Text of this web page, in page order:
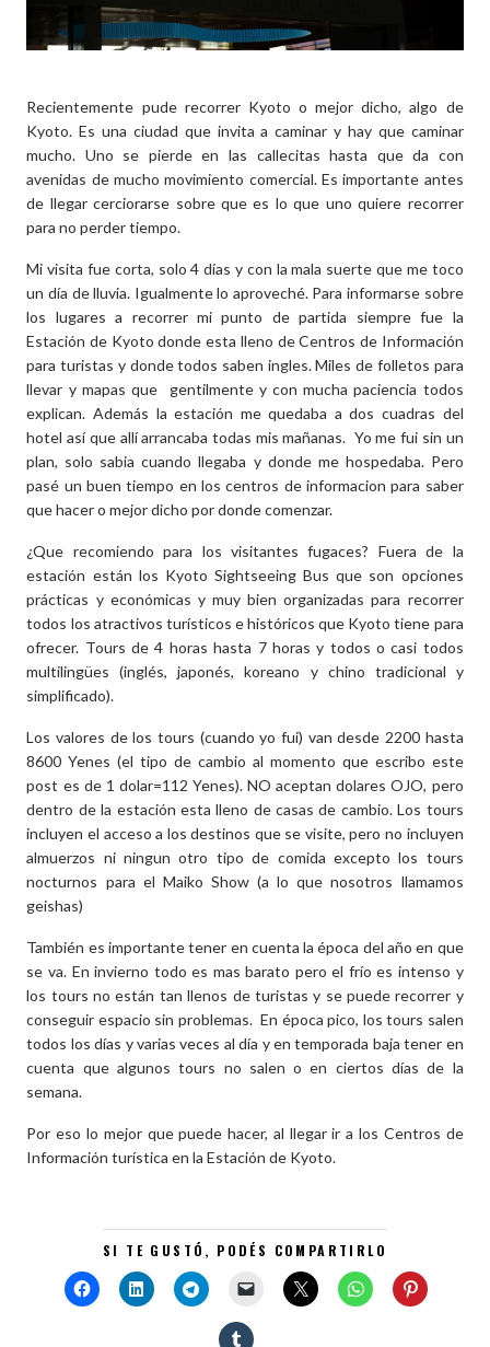
Recientemente pude recorrer Kyoto o mejor dicho, algo de
Kyoto. Es una ciudad que invita a caminar y hay que caminar
mucho. Uno se pierde en las callecitas hasta que da con
avenidas de mucho movimiento comercial. Es importante antes
de llegar cerciorarse sobre que es lo que uno quiere recorrer
para no perder tiempo.
Mi visita fue corta, solo 4 días y con la mala suerte que me toco
un día de lluvia. Igualmente lo aproveché. Para informarse sobre
los lugares a recorrer mi punto de partida siempre fue la
Estación de Kyoto donde esta lleno de Centros de Información
para turistas y donde todos saben ingles. Miles de folletos para
llevar y mapas que gentilmente y con mucha paciencia todos
explican. Además la estación me quedaba a dos cuadras del
hotel así que allí arrancaba todas mis mañanas. Yo me fui sin un
plan, solo sabia cuando llegaba y donde me hospedaba. Pero
pasé un buen tiempo en los centros de informacion para saber
que hacer o mejor dicho por donde comenzar.
¿Que recomiendo para los visitantes fugaces? Fuera de la
estación están los Kyoto Sightseeing Bus que son opciones
prácticas y económicas y muy bien organizadas para recorrer
todos los atractivos turísticos e históricos que Kyoto tiene para
ofrecer. Tours de 4 horas hasta 7 horas y todos o casi todos
multilingües (inglés, japonés, koreano y chino tradicional y
simplificado).
Los valores de los tours (cuando yo fui) van desde 2200 hasta
8600 Yenes (el tipo de cambio al momento que escribo este
post es de 1 dolar=112 Yenes). NO aceptan dolares OJO, pero
dentro de la estación esta lleno de casas de cambio. Los tours
incluyen el acceso a los destinos que se visite, pero no incluyen
almuerzos ni ningun otro tipo de comida excepto los tours
nocturnos para el Maiko Show (a lo que nosotros llamamos
geishas)
También es importante tener en cuenta la época del año en que
se va. En invierno todo es mas barato pero el frío es intenso y
los tours no están tan llenos de turistas y se puede recorrer y
conseguir espacio sin problemas. En época pico, los tours salen
todos los días y varias veces al día y en temporada baja tener en
cuenta que algunos tours no salen o en ciertos días de la
semana.
Por eso lo mejor que puede hacer, al llegar ir a los Centros de
Información turística en la Estación de Kyoto.
SI TE GUSTÓ, PODÉS COMPARTIRLO